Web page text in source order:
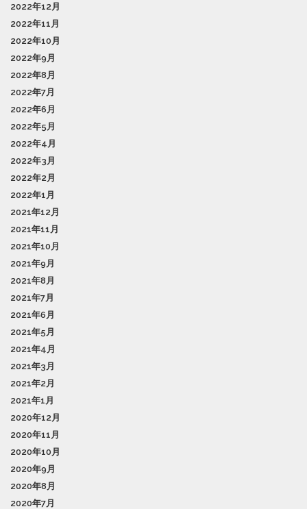
2022年12月
2022年11月
2022年10月
2022年9月
2022年8月
2022年7月
2022年6月
2022年5月
2022年4月
2022年3月
2022年2月
2022年1月
2021年12月
2021年11月
2021年10月
2021年9月
2021年8月
2021年7月
2021年6月
2021年5月
2021年4月
2021年3月
2021年2月
2021年1月
2020年12月
2020年11月
2020年10月
2020年9月
2020年8月
2020年7月